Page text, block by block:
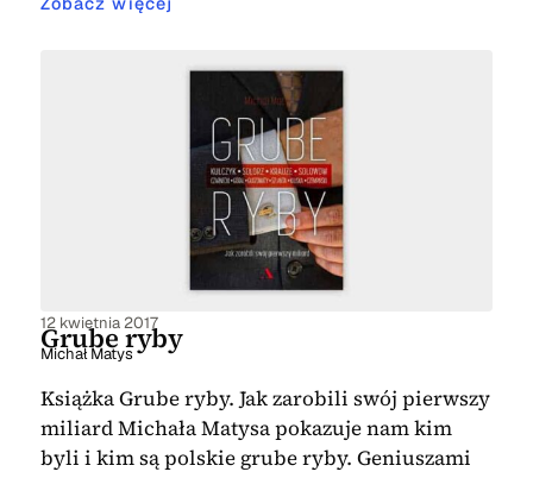
12 kwietnia 2017
Grube ryby
Michał Matys
Książka Grube ryby. Jak zarobili swój pierwszy
miliard Michała Matysa pokazuje nam kim
byli i kim są polskie grube ryby. Geniuszami